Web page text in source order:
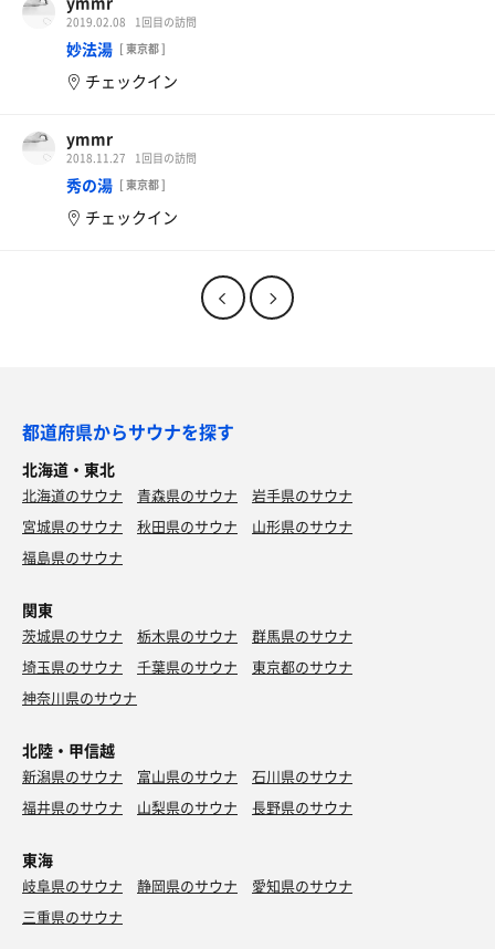
2019.02.08 1回目の訪問
妙法湯 [ 東京都 ]
チェックイン
ymmr
2018.11.27 1回目の訪問
秀の湯 [ 東京都 ]
チェックイン
都道府県からサウナを探す
北海道・東北
北海道のサウナ 青森県のサウナ
岩手県のサウナ
宮城県のサウナ
秋田県のサウナ
山形県のサウナ
福島県のサウナ
関東
茨城県のサウナ 栃木県のサウナ
群馬県のサウナ
埼玉県のサウナ
千葉県のサウナ
東京都のサウナ
神奈川県のサウナ
北陸・甲信越
新潟県のサウナ 富山県のサウナ
石川県のサウナ
福井県のサウナ
山梨県のサウナ 長野県のサウナ
東海
岐阜県のサウナ 静岡県のサウナ
愛知県のサウナ
三重県のサウナ